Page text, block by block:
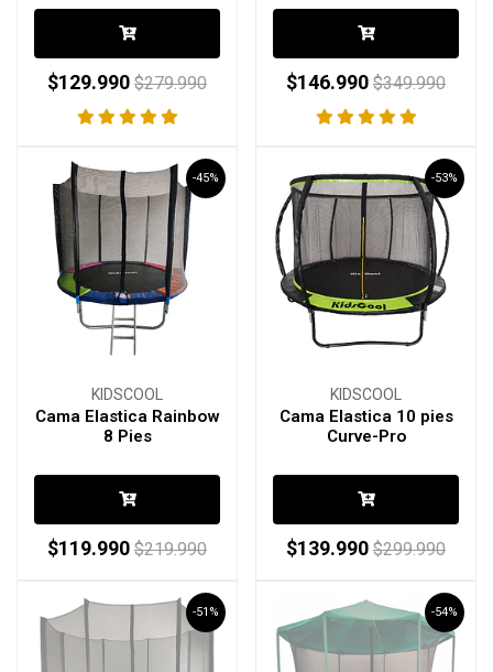
$129.990 $279.990 $146.990 $349.990
-45%
KIDSCOOL
Cama Elastica Rainbow
8 Pies
$119.990 $219.990
-53%
KIDSCOOL
Cama Elastica 10 pies
Curve-Pro
$139.990 $299.990
-51% -54%